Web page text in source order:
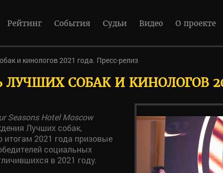
Рейтинг События Судьи Видео О проекте
и кинологов 2021 года. Пресс-релиз
СОБАК И КИНОЛОГОВ
Seasons Hotel Moscow
Лучших собак,
итогам 2021 года призовые
социальных
в 2021 году.